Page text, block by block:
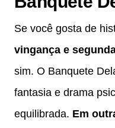
Se você gosta de
vingança e
sim. O Banquete
fantasia e drama
equilibrada. Em